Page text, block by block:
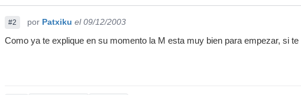
#2 por Patxiku el 09/12/2003
Como ya te explique en su momento la M esta muy bien para empezar, si